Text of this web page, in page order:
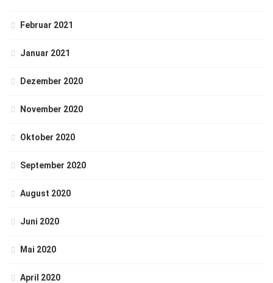
Februar 2021
Januar 2021
Dezember 2020
November 2020
Oktober 2020
September 2020
August 2020
Juni 2020
Mai 2020
April 2020